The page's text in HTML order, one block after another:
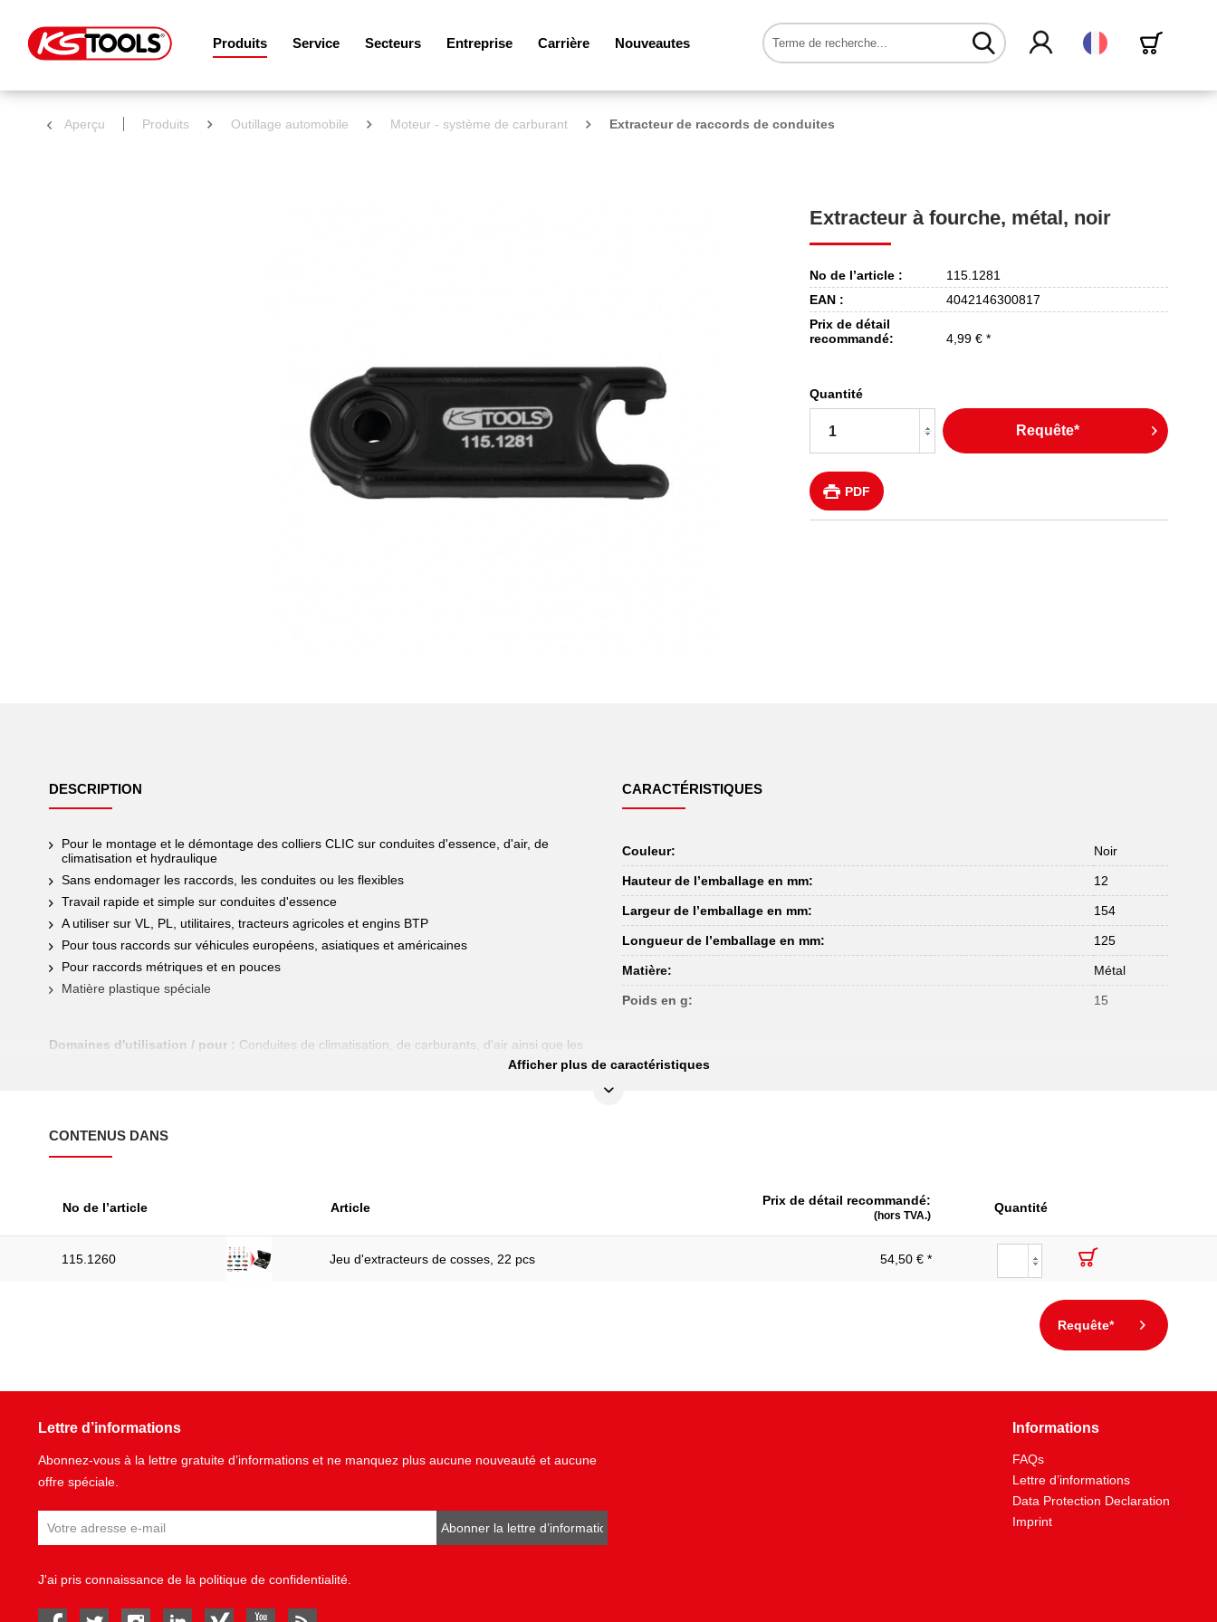
Produits Service Secteurs Entreprise Carrière Nouveautes Français
Aperçu Produits Outillage automobile Moteur - système de carburant Extracteur de raccords de conduites
Extracteur à fourche, métal, noir
No de l’article :
115.1281
EAN :
4042146300817
Prix de détail
recommandé:
4,99 € *
Quantité
Requête*
PDF
DESCRIPTION
Pour le montage et le démontage des colliers CLIC sur conduites d'essence, d'air, de
climatisation et hydraulique
Sans endomager les raccords, les conduites ou les flexibles
Travail rapide et simple sur conduites d'essence
A utiliser sur VL, PL, utilitaires, tracteurs agricoles et engins BTP
Pour tous raccords sur véhicules européens, asiatiques et américaines
Pour raccords métriques et en pouces
Matière plastique spéciale
Domaines d'utilisation / pour : Conduites de climatisation, de carburants, d'air ainsi que les
CARACTÉRISTIQUES
Couleur: Noir
Hauteur de l’emballage en mm: 12
Largeur de l’emballage en mm: 154
Longueur de l’emballage en mm: 125
Matière: Métal
Poids en g: 15
Afficher plus de caractéristiques
CONTENUS DANS
No de l’article Article Prix de détail recommandé:
(hors TVA.)
Quantité
115.1260 Jeu d'extracteurs de cosses, 22 pcs 54,50 € *
Requête*
Lettre d’informations
Abonnez-vous à la lettre gratuite d’informations et ne manquez plus aucune nouveauté et aucune
offre spéciale.
Abonner la lettre d’informations
J'ai pris connaissance de la politique de confidentialité
facebook twitter instagramlinked in Xing youtube
Informations
FAQs
Lettre d’informations
Data Protection Declaration
Imprint